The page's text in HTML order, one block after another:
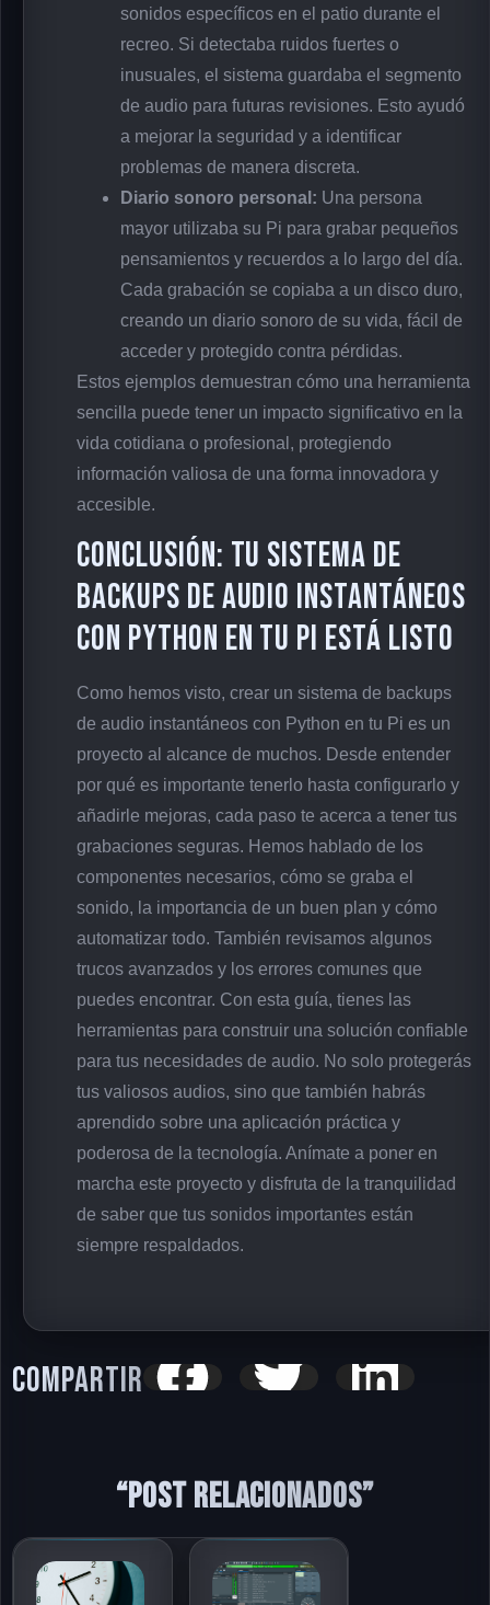
sonidos específicos en el patio durante el
recreo. Si detectaba ruidos fuertes o
inusuales, el sistema guardaba el segmento
de audio para futuras revisiones. Esto ayudó
a mejorar la seguridad y a identificar
problemas de manera discreta.
Diario sonoro personal: Una persona
mayor utilizaba su Pi para grabar pequeños
pensamientos y recuerdos a lo largo del día.
Cada grabación se copiaba a un disco duro,
creando un diario sonoro de su vida, fácil de
acceder y protegido contra pérdidas.
Estos ejemplos demuestran cómo una herramienta
sencilla puede tener un impacto significativo en la
vida cotidiana o profesional, protegiendo
información valiosa de una forma innovadora y
accesible.
Conclusión: Tu sistema de
backups de audio instantáneos
con Python en tu Pi está listo
Como hemos visto, crear un sistema de backups
de audio instantáneos con Python en tu Pi es un
proyecto al alcance de muchos. Desde entender
por qué es importante tenerlo hasta configurarlo y
añadirle mejoras, cada paso te acerca a tener tus
grabaciones seguras. Hemos hablado de los
componentes necesarios, cómo se graba el
sonido, la importancia de un buen plan y cómo
automatizar todo. También revisamos algunos
trucos avanzados y los errores comunes que
puedes encontrar. Con esta guía, tienes las
herramientas para construir una solución confiable
para tus necesidades de audio. No solo protegerás
tus valiosos audios, sino que también habrás
aprendido sobre una aplicación práctica y
poderosa de la tecnología. Anímate a poner en
marcha este proyecto y disfruta de la tranquilidad
de saber que tus sonidos importantes están
siempre respaldados.
Compartir
“Post relacionados”